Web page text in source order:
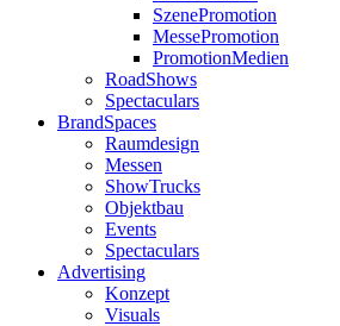
SzenePromotion
MessePromotion
PromotionMedien
RoadShows
Spectaculars
BrandSpaces
Raumdesign
Messen
ShowTrucks
Objektbau
Events
Spectaculars
Advertising
Konzept
Visuals